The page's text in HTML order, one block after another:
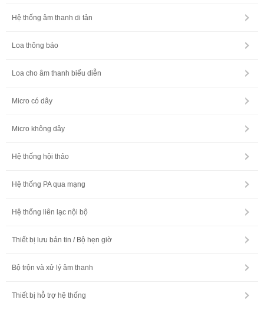
Hệ thống âm thanh di tản
Loa thông báo
Loa cho âm thanh biểu diễn
Micro có dây
Micro không dây
Hệ thống hội thảo
Hệ thống PA qua mạng
Hệ thống liên lạc nội bộ
Thiết bị lưu bản tin / Bộ hẹn giờ
Bộ trộn và xử lý âm thanh
Thiết bị hỗ trợ hệ thống